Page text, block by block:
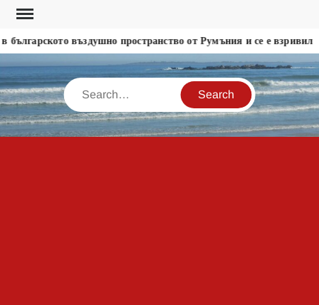
Skip
content
въздушно пространство от Румъния и се е взривил
Search